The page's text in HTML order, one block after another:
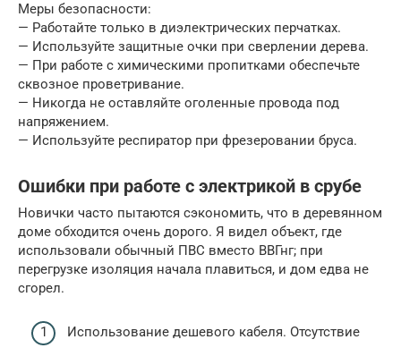
Меры безопасности:
— Работайте только в диэлектрических перчатках.
— Используйте защитные очки при сверлении дерева.
— При работе с химическими пропитками обеспечьте
сквозное проветривание.
— Никогда не оставляйте оголенные провода под
напряжением.
— Используйте респиратор при фрезеровании бруса.
Ошибки при работе с электрикой в срубе
Новички часто пытаются сэкономить, что в деревянном
доме обходится очень дорого. Я видел объект, где
использовали обычный ПВС вместо ВВГнг; при
перегрузке изоляция начала плавиться, и дом едва не
сгорел.
Использование дешевого кабеля. Отсутствие